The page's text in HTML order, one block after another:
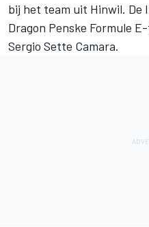
bij het team uit Hinwil. De
Dragon Penske Formule
Sergio Sette Camara.